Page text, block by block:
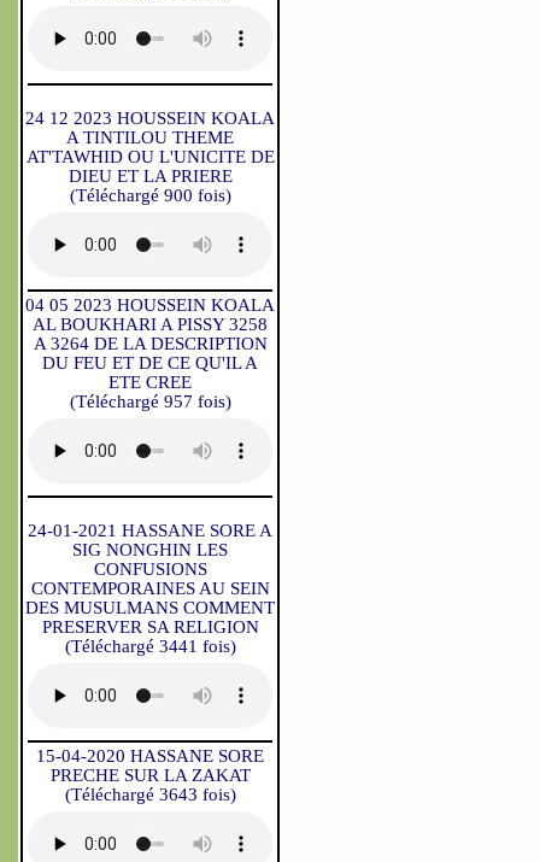
24 12 2023 HOUSSEIN KOALA
A TINTILOU THEME
AT'TAWHID OU L'UNICITE DE
DIEU ET LA PRIERE
(Téléchargé 900 fois)
04 05 2023 HOUSSEIN KOALA
AL BOUKHARI A PISSY 3258
A 3264 DE LA DESCRIPTION
DU FEU ET DE CE QU'IL A
ETE CREE
(Téléchargé 957 fois)
24-01-2021 HASSANE SORE A
SIG NONGHIN LES
CONFUSIONS
CONTEMPORAINES AU SEIN
DES MUSULMANS COMMENT
PRESERVER SA RELIGION
(Téléchargé 3441 fois)
15-04-2020 HASSANE SORE
PRECHE SUR LA ZAKAT
(Téléchargé 3643 fois)